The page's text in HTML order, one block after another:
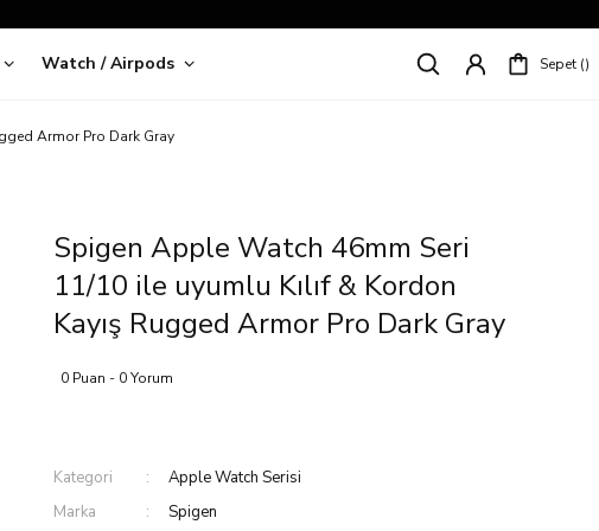
Alışveriş!
Watch / Airpods Sepet
Armor Pro Dark Gray
Spigen Apple Watch 46mm Seri
11/10 ile uyumlu Kılıf & Kordon
Kayış Rugged Armor Pro Dark Gray
0 Puan - 0 Yorum
Kategori
Apple Watch Serisi
Marka
Spigen